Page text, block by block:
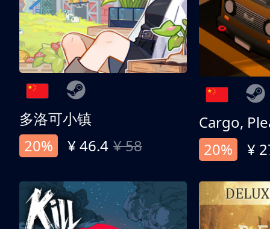
多洛可小镇
20%
¥ 46.4 ¥ 58
Cargo,
20%
¥